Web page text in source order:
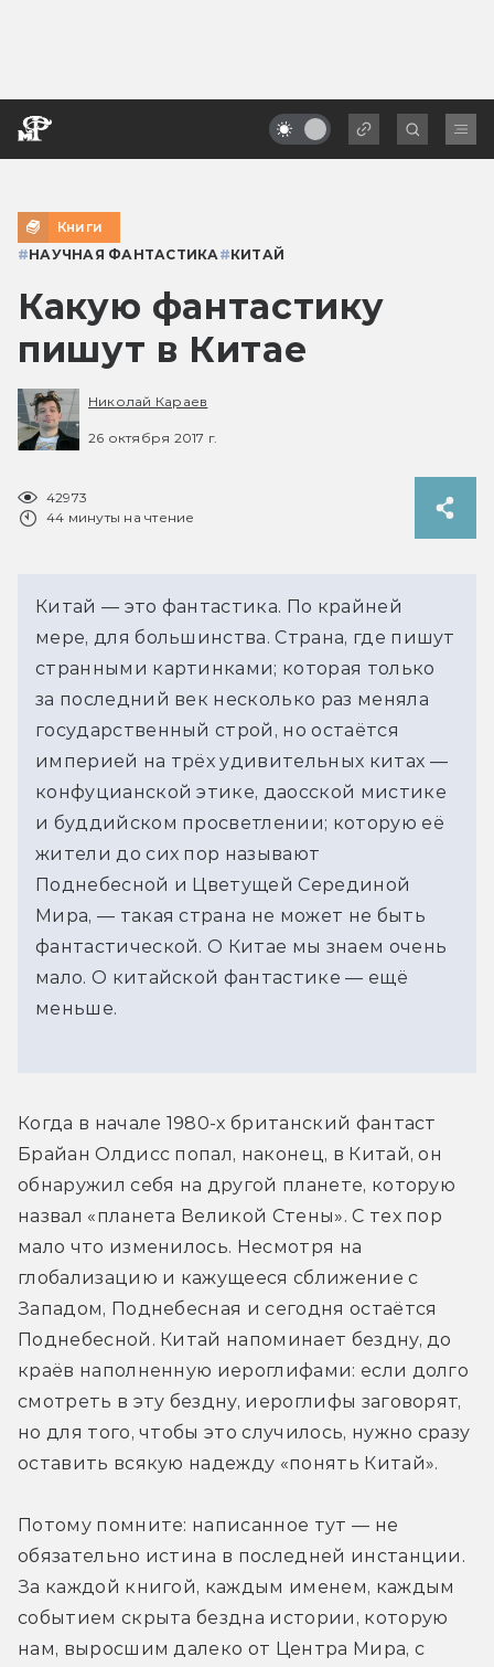
Книги
#НАУЧНАЯ ФАНТАСТИКА #КИТАЙ
Какую фантастику
пишут в Китае
Николай Караев
26 октября 2017 г.
42973
44 минуты на чтение
Китай — это фантастика. По крайней
мере, для большинства. Страна, где пишут
странными картинками; которая только
за последний век несколько раз меняла
государственный строй, но остаётся
империей на трёх удивительных китах —
конфуцианской этике, даосской мистике
и буддийском просветлении; которую её
жители до сих пор называют
Поднебесной и Цветущей Серединой
Мира, — такая страна не может не быть
фантастической. О Китае мы знаем очень
мало. О китайской фантастике — ещё
меньше.
Когда в начале 1980-х британский фантаст
Брайан Олдисс попал, наконец, в Китай, он
обнаружил себя на другой планете, которую
назвал «планета Великой Стены». С тех пор
мало что изменилось. Несмотря на
глобализацию и кажущееся сближение с
Западом, Поднебесная и сегодня остаётся
Поднебесной. Китай напоминает бездну, до
краёв наполненную иероглифами: если долго
смотреть в эту бездну, иероглифы заговорят,
но для того, чтобы это случилось, нужно сразу
оставить всякую надежду «понять Китай».
Потому помните: написанное тут — не
обязательно истина в последней инстанции.
За каждой книгой, каждым именем, каждым
событием скрыта бездна истории, которую
нам, выросшим далеко от Центра Мира, с